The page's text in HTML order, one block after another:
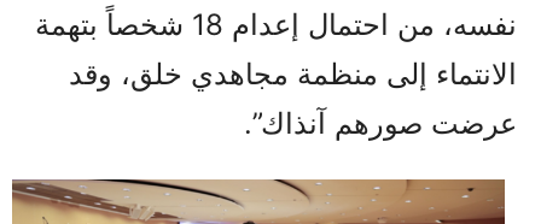
نفسه، من احتمال إعدام 18 شخصاً بتهمة
الانتماء إلى منظمة مجاهدي خلق، وقد
عرضت صورهم آنذاك”.